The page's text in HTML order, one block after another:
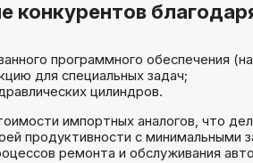
программного обеспечения
для специальных задач;
цилиндров.
импортных аналогов, что
продуктивности с минимальными
ремонта и обслуживания